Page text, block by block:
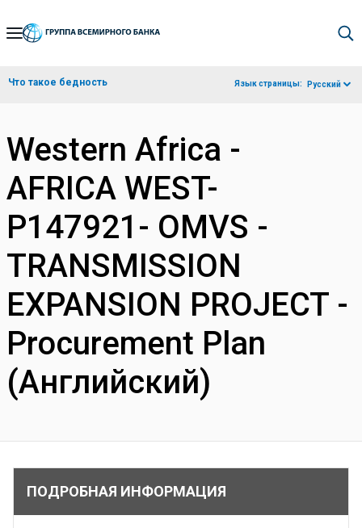
Skip
Navigation
Что такое бедность Язык страницы: Русский
Western Africa -
AFRICA WEST-
P147921- OMVS -
TRANSMISSION
EXPANSION PROJECT -
Procurement Plan
(Английский)
ПОДРОБНАЯ ИНФОРМАЦИЯ